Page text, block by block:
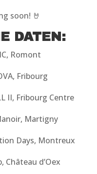
soon! 🤘
DATEN:
Romont
Fribourg
II, Fribourg Centre
Martigny
Days, Montreux
Château d’Oex